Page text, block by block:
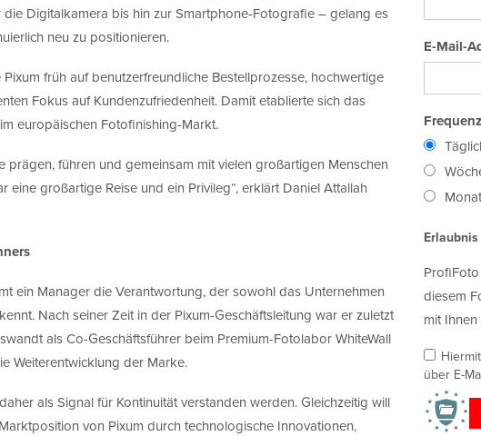
Digitalkamera bis hin zur Smartphone-Fotografie – gelang es
neu zu positionieren.
früh auf benutzerfreundliche Bestellprozesse, hochwertige
Fokus auf Kundenzufriedenheit. Damit etablierte sich das
europäischen Fotofinishing-Markt.
prägen, führen und gemeinsam mit vielen großartigen Menschen
eine großartige Reise und ein Privileg“, erklärt Daniel Attallah
ein Manager die Verantwortung, der sowohl das Unternehmen
Nach seiner Zeit in der Pixum-Geschäftsleitung war er zuletzt
als Co-Geschäftsführer beim Premium-Fotolabor WhiteWall
Weiterentwicklung der Marke.
als Signal für Kontinuität verstanden werden. Gleichzeitig will
von Pixum durch technologische Innovationen,
E-Mail-
diesem
mit
über E-